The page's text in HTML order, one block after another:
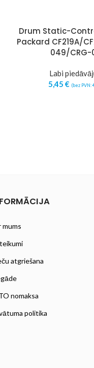
Drum Static-
Packard CF219A/
049/CRG-
Labi
5,45 € (bez PVN:
mums
atgriešana
nomaksa
politika